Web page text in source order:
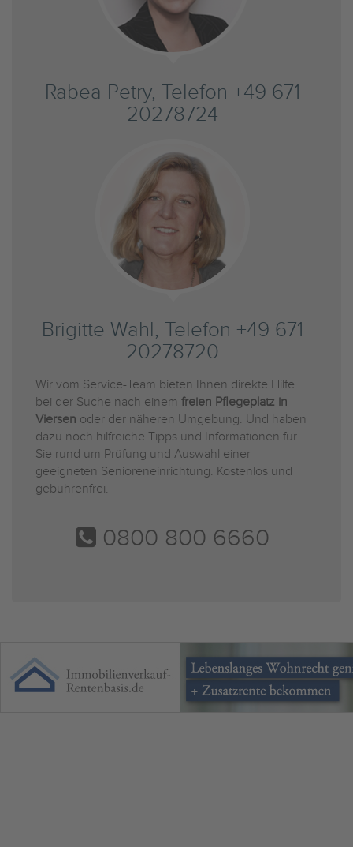
Rabea Petry, Telefon +49 671
20278724
Brigitte Wahl, Telefon +49 671
20278720
Wir vom Service-Team bieten Ihnen direkte Hilfe
bei der Suche nach einem freien Pflegeplatz in
Viersen oder der näheren Umgebung. Und haben
dazu noch hilfreiche Tipps und Informationen für
Sie rund um Prüfung und Auswahl einer
geeigneten Senioreneinrichtung. Kostenlos und
gebührenfrei.
0800 800 6660